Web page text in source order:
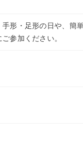
形・足形の日や、簡
参加ください。